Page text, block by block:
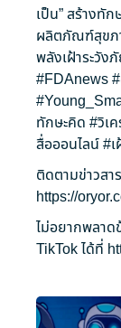
เป็น” สร้างทั
ผลิตภัณฑ์สุขภ
พลังเฝ้าระวัง
#FDAnews
ทักษะคิด #วิเ
สื่อออนไลน์#
ติดตามข่าวส
https://
ไม่อยากพลา
TikTok ได้ที่